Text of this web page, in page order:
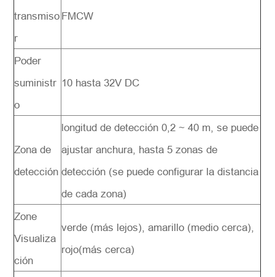
transmiso
r
FMCW
Poder
suministr
o
10 hasta 32V DC
Zona de
detección
longitud de detección 0,2 ~ 40 m, se puede
ajustar anchura, hasta 5 zonas de
detección (se puede configurar la distancia
de cada zona)
Zone
Visualiza
ción
verde (más lejos), amarillo (medio cerca),
rojo(más cerca)